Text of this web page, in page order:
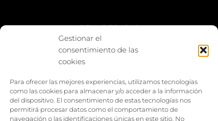
Gestionar el
consentimiento de las
cookies
Para ofrecer las mejores experiencias, utilizamos tecnologías
como las cookies para almacenar y/o acceder a la información
del dispositivo. El consentimiento de estas tecnologías nos
permitirá procesar datos como el comportamiento de
navegación o las identificaciones únicas en este sitio. No
BE vs REBAJAS
Entes
Capturar y compartir
Vía larga